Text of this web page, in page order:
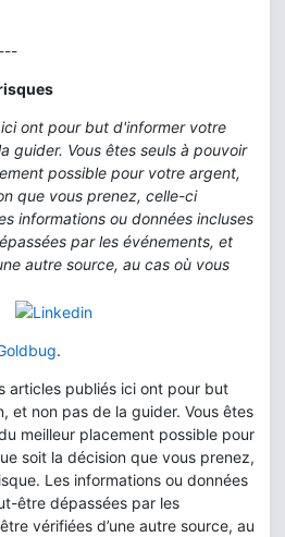
ont pour but d'informer votre
guider. Vous êtes seuls à pouvoir
possible pour votre argent,
que vous prenez, celle-ci
informations ou données incluses
par les événements, et
autre source, au cas où vous
.
articles publiés ici ont pour but
et non pas de la guider. Vous êtes
meilleur placement possible pour
soit la décision que vous prenez,
Les informations ou données
être dépassées par les
vérifiées d’une autre source, au